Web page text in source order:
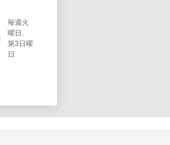
毎週火
曜日、
第3日曜
日